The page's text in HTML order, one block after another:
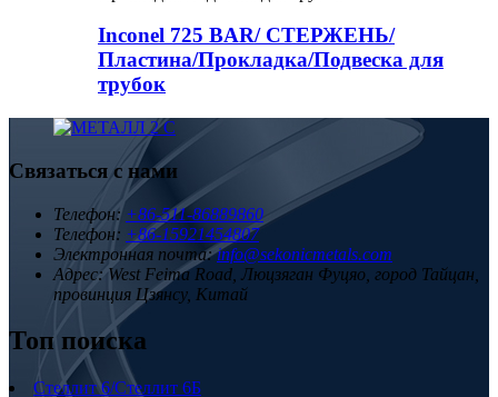
Inconel 725 BAR/ СТЕРЖЕНЬ/
Пластина/Прокладка/Подвеска для
трубок
Связаться с нами
Телефон: +86-511-86889860
Телефон: +86-15921454807
Электронная почта: info@sekonicmetals.com
Адрес: West Feima Road, Люцзяган Фуцяо, город Тайцан,
провинция Цзянсу, Китай
Топ поиска
Стеллит 6/Стеллит 6Б